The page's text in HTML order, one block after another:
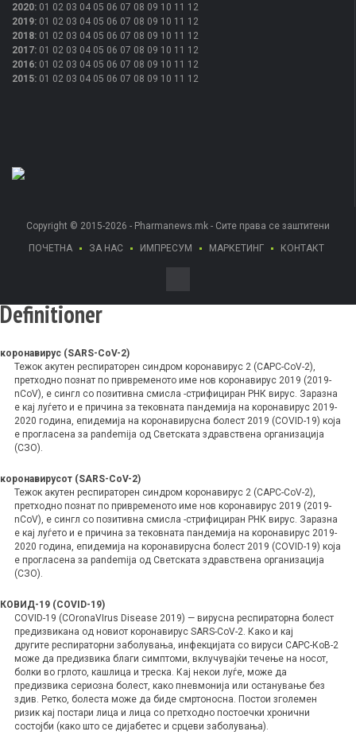
2020: 01 02 03 04 05 06 07 08 09 10 11 12
2019: 01 02 03 04 05 06 07 08 09 10 11 12
2018: 01 02 03 04 05 06 07 08 09 10 11 12
2017: 01 02 03 04 05 06 07 08 09 10 11 12
2016: 01 02 03 04 05 06 07 08 09 10 11 12
2015: 01 02 03 04 05 06 07 08 09 10 11 12
Copyright © 2015-2026 - Pharmanews.mk - Сите права се заштитени
ПОЧЕТНА
ЗА НАС ИМПРЕСУМ МАРКЕТИНГ КОНТАКТ
Definitioner
коронавирус (SARS-CoV-2)
Тежок акутен респираторен синдром коронавирус 2 (САРС-CoV-2),
претходно познат по привременото име нов коронавирус 2019 (2019-
nCoV), е сингл со позитивна смисла -стрифициран РНК вирус. Заразна
е кај луѓето и е причина за тековната пандемија на коронавирус 2019-
2020 година, епидемија на коронавирусна болест 2019 (COVID-19) која
е прогласена за pandemija од Светската здравствена организација
(СЗО).
коронавирусот (SARS-CoV-2)
Тежок акутен респираторен синдром коронавирус 2 (САРС-CoV-2),
претходно познат по привременото име нов коронавирус 2019 (2019-
nCoV), е сингл со позитивна смисла -стрифициран РНК вирус. Заразна
е кај луѓето и е причина за тековната пандемија на коронавирус 2019-
2020 година, епидемија на коронавирусна болест 2019 (COVID-19) која
е прогласена за pandemija од Светската здравствена организација
(СЗО).
КОВИД-19 (COVID-19)
COVID-19 (COronaVIrus Disease 2019) — вирусна респираторна болест
предизвикана од новиот коронавирус SARS-CoV-2. Како и кај
другите респираторни заболувања, инфекцијата со вируси САРС-КоВ-2
може да предизвика благи симптоми, вклучувајќи течење на носот,
болки во грлото, кашлица и треска. Кај некои луѓе, може да
предизвика сериозна болест, како пневмонија или останување без
здив. Ретко, болеста може да биде смртоносна. Постои зголемен
ризик кај постари лица и лица со претходно постоечки хронични
состојби (како што се дијабетес и срцеви заболувања).